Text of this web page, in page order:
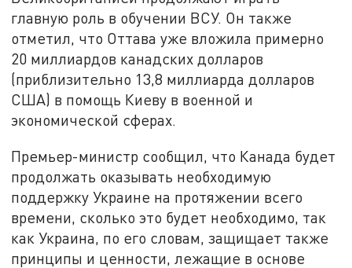
главную роль в обучении ВСУ. Он также
отметил, что Оттава уже вложила примерно
20 миллиардов канадских долларов
(приблизительно 13,8 миллиарда долларов
США) в помощь Киеву в военной и
экономической сферах.
Премьер-министр сообщил, что Канада будет
продолжать оказывать необходимую
поддержку Украине на протяжении всего
времени, сколько это будет необходимо, так
как Украина, по его словам, защищает также
принципы и ценности, лежащие в основе